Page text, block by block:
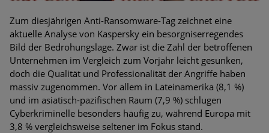
Zum diesjährigen Anti-Ransomware-Tag zeichnet eine
aktuelle Analyse von Kaspersky ein besorgniserregendes
Bild der Bedrohungslage. Zwar ist die Zahl der betroffenen
Unternehmen im Vergleich zum Vorjahr leicht gesunken,
doch die Qualität und Professionalität der Angriffe haben
massiv zugenommen. Vor allem in Lateinamerika (8,1 %)
und im asiatisch-pazifischen Raum (7,9 %) schlugen
Cyberkriminelle besonders häufig zu, während Europa mit
3,8 % vergleichsweise seltener im Fokus stand.